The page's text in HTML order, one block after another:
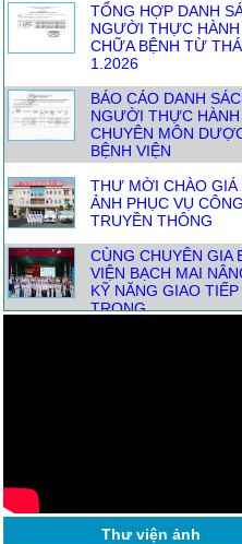
BÁO CÁO DANH
NGƯỜI THỰC HÀNH
CHUYÊN MÔN DƯỢC
BỆNH VIỆN
THƯ MỜI CHÀO GIÁ
ẢNH PHỤC VỤ CÔNG
TRUYỀN THÔNG
CÙNG CHUYÊN GIA
VIỆN BẠCH MAI
KỸ NĂNG GIAO TIẾP
TRONG . . .
📣THÔNG BÁO
ĐỊA CHỈ HÀNH
THUẬN TIỆN CHO
DÂN KHI . . .
Thư viện ảnh